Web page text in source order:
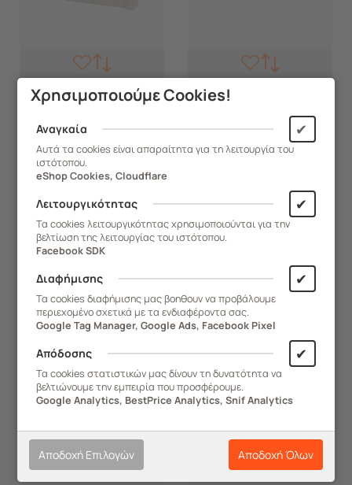
237.PC3T
ARTPLAST ITALY Σπίτι
Σκύλου 97x77.5x74 LARGE
11kg Μπεζ/Καφέ
88,40€
ΑΓΟΡΑ
ARTPLAST Ιταλίας Μπαούλο
54x53x57 120lt
CUBE
Άμεση Παραλαβή
28,00
ΑΓΟΡΑ
Χρησιμοποιούμε Cookies!
Αναγκαία ✔
Αυτά τα cookies είναι απαραίτητα για τη λειτουργία του
ιστότοπου.
eShop Cookies, Cloudflare
Λειτουργικότητας ✔
Τα cookies λειτουργικότητας χρησιμοποιούνται για την
βελτίωση της λειτουργίας του ιστότοπου.
Facebook SDK
Διαφήμισης ✔
Τα cookies διαφήμισης μας βοηθουν να προβάλουμε
περιεχομένο σχετικά με τα ενδιαφέροντα σας.
Google Tag Manager, Google Ads, Facebook Pixel
Απόδοσης ✔
Τα cookies στατιστικών μας δίνουν τη δυνατότητα να
βελτιώνουμε την εμπειρία που προσφέρουμε.
Google Analytics, BestPrice Analytics, Snif Analytics
Αποδοχή Επιλογών Αποδοχή Όλων